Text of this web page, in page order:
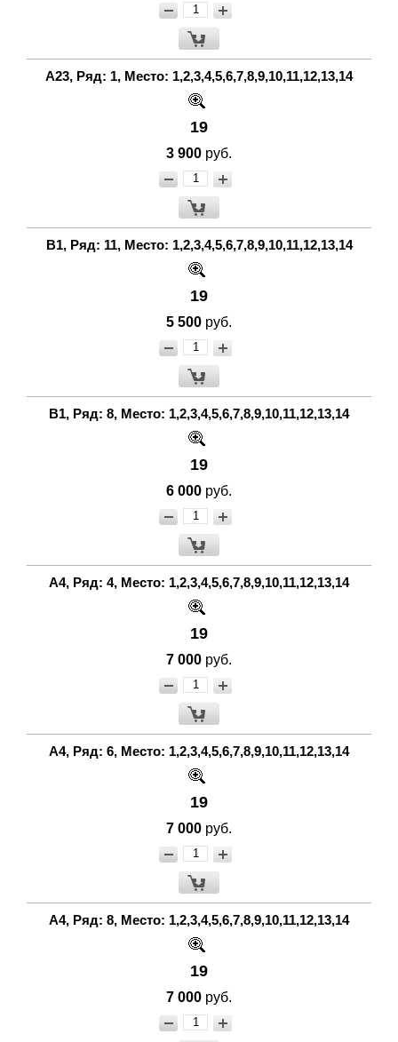
А23, Ряд: 1, Место: 1,2,3,4,5,6,7,8,9,10,11,12,13,14
19
3 900 руб.
В1, Ряд: 11, Место: 1,2,3,4,5,6,7,8,9,10,11,12,13,14
19
5 500 руб.
В1, Ряд: 8, Место: 1,2,3,4,5,6,7,8,9,10,11,12,13,14
19
6 000 руб.
А4, Ряд: 4, Место: 1,2,3,4,5,6,7,8,9,10,11,12,13,14
19
7 000 руб.
А4, Ряд: 6, Место: 1,2,3,4,5,6,7,8,9,10,11,12,13,14
19
7 000 руб.
А4, Ряд: 8, Место: 1,2,3,4,5,6,7,8,9,10,11,12,13,14
19
7 000 руб.